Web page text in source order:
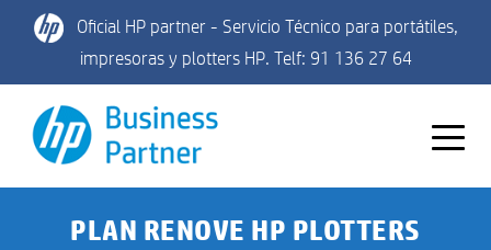
Oficial HP partner - Servicio Técnico para portátiles,
impresoras y plotters HP. Telf: 91 136 27 64
PLAN RENOVE HP PLOTTERS